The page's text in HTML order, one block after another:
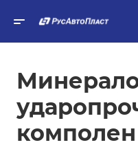
комполен